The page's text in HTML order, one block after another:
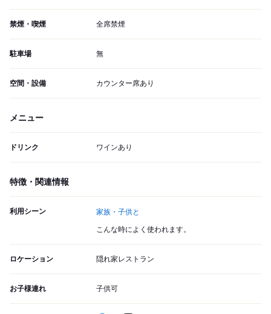
禁煙・喫煙 全席禁煙
駐車場 無
空間・設備 カウンター席あり
メニュー
ドリンク ワインあり
特徴・関連情報
利用シーン 家族・子供と
こんな時によく使われます。
ロケーション 隠れ家レストラン
お子様連れ 子供可